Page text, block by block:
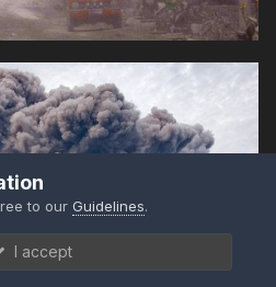
to ourGuidelines.
I accept